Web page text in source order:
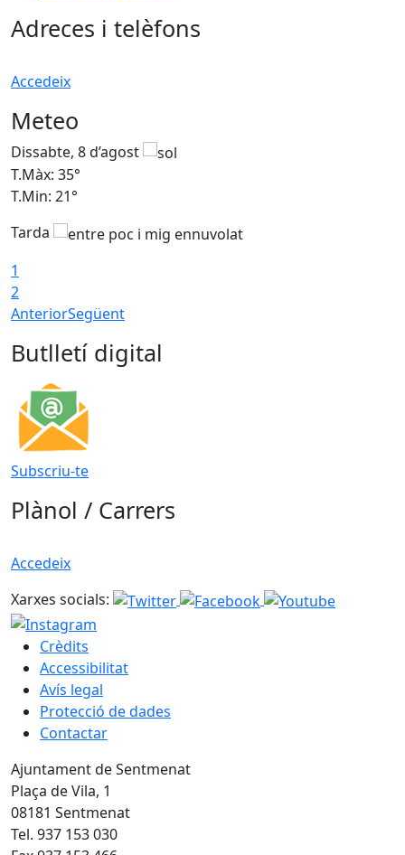
Adreces i telèfons
Accedeix
Meteo
Dissabte, 8 d’agost
T.Màx: 35°
T.Min: 21°
Tarda
1
2
AnteriorSegüent
Butlletí digital
Subscriu-te
Plànol / Carrers
Accedeix
Xarxes socials:
Crèdits
Accessibilitat
Avís legal
Protecció de dades
Contactar
Ajuntament de Sentmenat
Plaça de Vila, 1
08181 Sentmenat
Tel. 937 153 030